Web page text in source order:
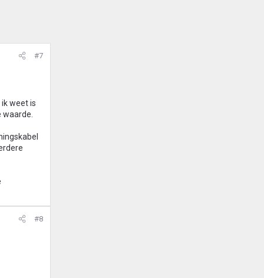
#7
weet is
#8